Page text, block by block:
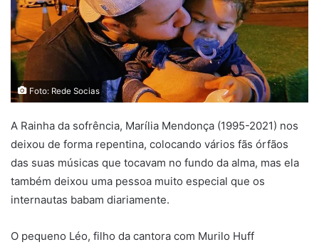
Foto: Rede Socias
A Rainha da sofrência, Marília Mendonça (1995-2021) nos
deixou de forma repentina, colocando vários fãs órfãos
das suas músicas que tocavam no fundo da alma, mas ela
também deixou uma pessoa muito especial que os
internautas babam diariamente.
O pequeno Léo, filho da cantora com Murilo Huff